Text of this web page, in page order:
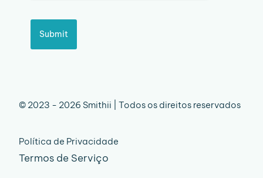
Submit
© 2023 - 2026 Smithii | Todos os direitos reservados
Política de Privacidade
Termos de Serviço